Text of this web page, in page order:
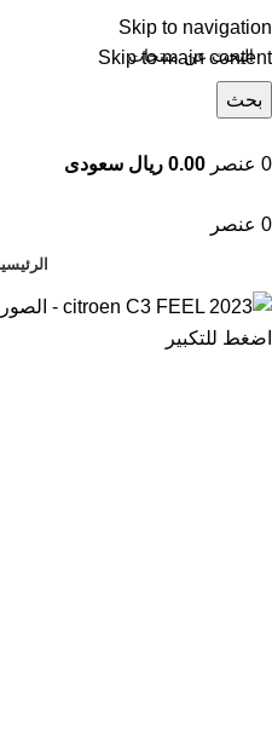
Skip to navigation
Skip to main content
بحث
0 عنصر 0.00 ريال سعودى
0 عنصر
اضغط للتكبير